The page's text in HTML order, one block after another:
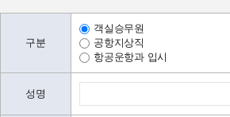
구분
객실승무원
공항지상직
항공운항과 입시
성명